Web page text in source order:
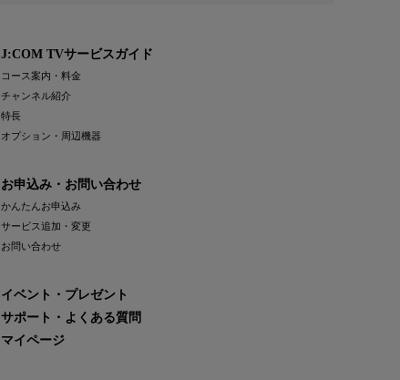
J:COM TVサービスガイド
コース案内・料金
チャンネル紹介
特長
オプション・周辺機器
お申込み・お問い合わせ
かんたんお申込み
サービス追加・変更
お問い合わせ
イベント・プレゼント
サポート・よくある質問
マイページ